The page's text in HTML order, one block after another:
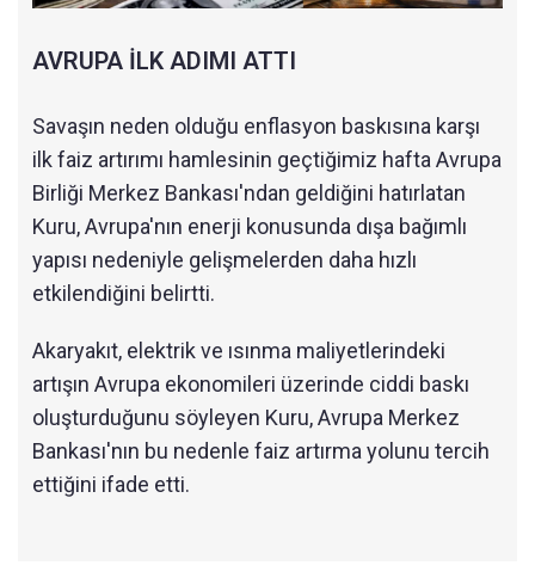
AVRUPA İLK ADIMI ATTI
Savaşın neden olduğu enflasyon baskısına karşı
ilk faiz artırımı hamlesinin geçtiğimiz hafta Avrupa
Birliği Merkez Bankası'ndan geldiğini hatırlatan
Kuru, Avrupa'nın enerji konusunda dışa bağımlı
yapısı nedeniyle gelişmelerden daha hızlı
etkilendiğini belirtti.
Akaryakıt, elektrik ve ısınma maliyetlerindeki
artışın Avrupa ekonomileri üzerinde ciddi baskı
oluşturduğunu söyleyen Kuru, Avrupa Merkez
Bankası'nın bu nedenle faiz artırma yolunu tercih
ettiğini ifade etti.